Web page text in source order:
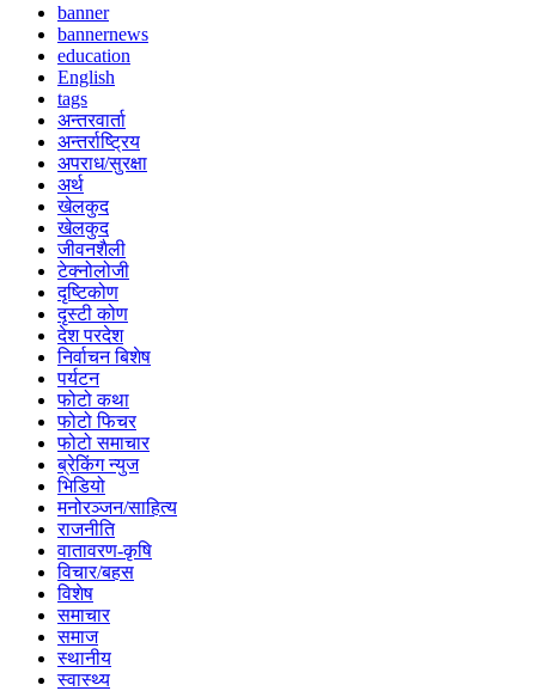
banner
bannernews
education
English
tags
अन्तरवार्ता
अन्तर्राष्ट्रिय
अपराध/सुरक्षा
अर्थ
खेलकुद
खेलकुद
जीवनशैली
टेक्नोलोजी
दृष्टिकोण
दृस्टी कोण
देश परदेश
निर्वाचन बिशेष
पर्यटन
फोटो कथा
फोटो फिचर
फोटो समाचार
ब्रेकिंग न्युज
भिडियो
मनोरञ्जन/साहित्य
राजनीति
वातावरण-कृषि
विचार/बहस
विशेष
समाचार
समाज
स्थानीय
स्वास्थ्य